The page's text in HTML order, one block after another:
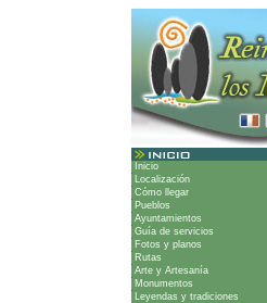
Inicio
Localización
Cómo llegar
Pueblos
Ayuntamientos
Guía de servicios
Fotos y planos
Rutas
Arte y Artesanía
Monumentos
Leyendas y tradiciones